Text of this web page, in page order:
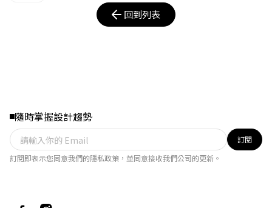
回到列表
隨時掌握設計趨勢
訂閱
訂閱即表示您同意我們的隱私政策，並同意接收我們公司的更新。